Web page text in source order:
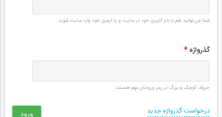
شما می توانید هم با نام کاربری خود در سایت و یا ایمیل خود وارد سایت شوید.
گذرواژه *
حروف کوچک و بزرگ در رمز ورودتان مهم هستند.
درخواست گذرواژه جدید